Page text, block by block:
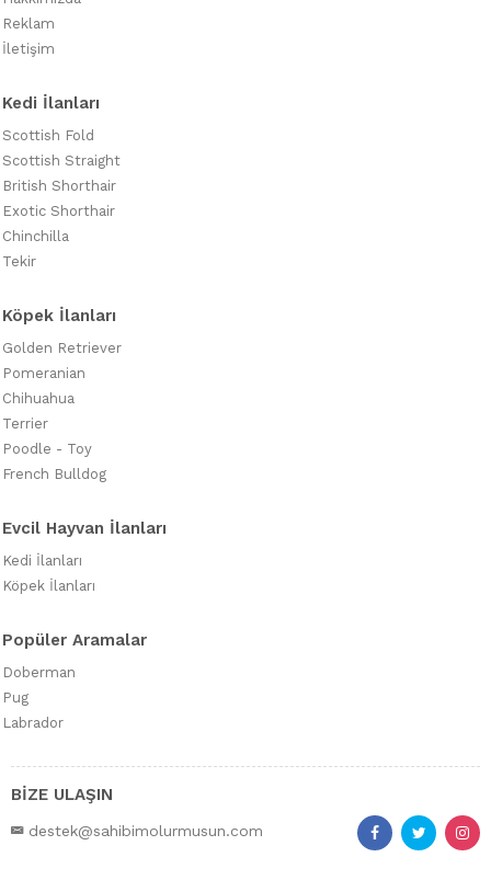
Reklam
İletişim
Kedi İlanları
Scottish Fold
Scottish Straight
British Shorthair
Exotic Shorthair
Chinchilla
Tekir
Köpek İlanları
Golden Retriever
Pomeranian
Chihuahua
Terrier
Poodle - Toy
French Bulldog
Evcil Hayvan İlanları
Kedi İlanları
Köpek İlanları
Popüler Aramalar
Doberman
Pug
Labrador
BİZE ULAŞIN
destek@sahibimolurmusun.com